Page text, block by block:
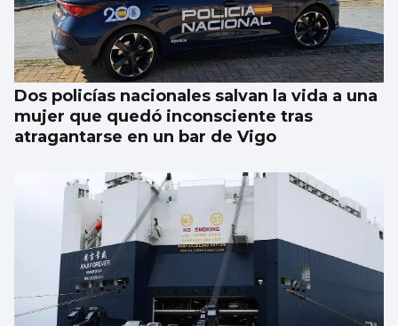
Al menos seis muertos y una quincena de
heridos en un tiroteo en un colegio en el
centro de Tailandia
Dos policías nacionales salvan la vida a una
mujer que quedó inconsciente tras
atragantarse en un bar de Vigo